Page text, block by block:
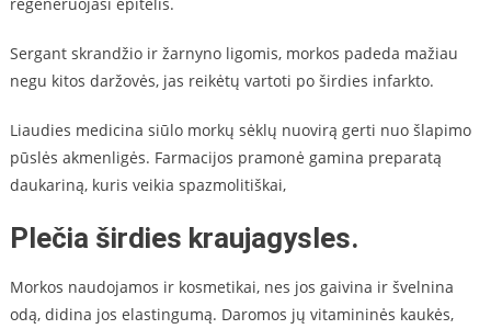
Sergant skrandžio ir žarnyno ligomis, morkos padeda mažiau
negu kitos daržovės, jas reikėtų vartoti po širdies infarkto.
Liaudies medicina siūlo morkų sėklų nuovirą gerti nuo šlapimo
pūslės akmenligės. Farmacijos pramonė gamina preparatą
daukariną, kuris veikia spazmolitiškai,
Plečia širdies kraujagysles.
Morkos naudojamos ir kosmetikai, nes jos gaivina ir švelnina
odą, didina jos elastingumą. Daromos jų vitamininės kaukės,